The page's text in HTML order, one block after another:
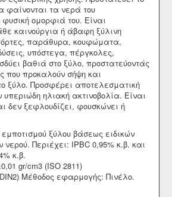
φαίνονται τα νερά του
ομορφιά του. Είναι
καινούργια ή άβαφη ξύλινη
παράθυρα, κουφώματα,
υπόστεγα, πέργκολες,
βαθιά στο ξύλο, προστατεύοντάς
που προκαλούν σήψη και
ξύλο. Προσφέρει αποτελεσματική
ηλιακή ακτινοβολία. Είναι
δεν ξεφλουδίζει, φουσκώνει ή
εμποτισμού ξύλου βάσεως ειδικών
νερού. Περιέχει: IPBC 0,95% κ.β. και
κ.β.
gr/cm3 (ISO 2811)
Μέθοδος εφαρμογής: Πινέλο.